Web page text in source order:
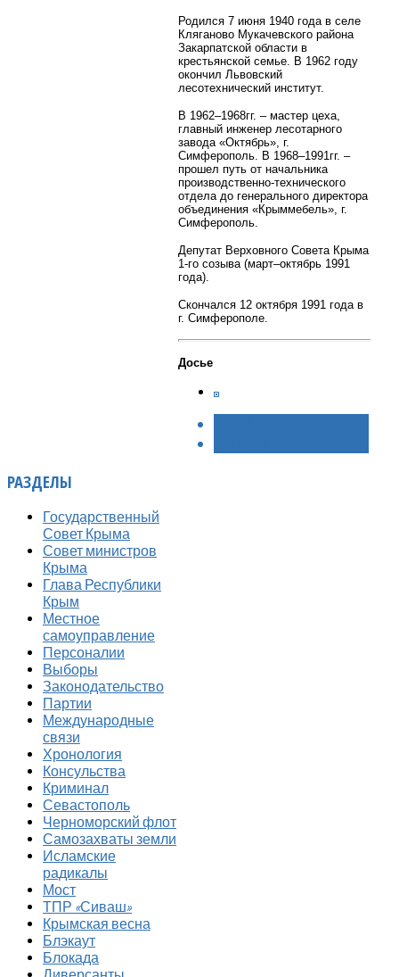
Родился 7 июня 1940 года в селе
Кляганово Мукачевского района
Закарпатской области в
крестьянской семье. В 1962 году
окончил Львовский
лесотехнический институт.
В 1962–1968гг. – мастер цеха,
главный инженер лесотарного
завода «Октябрь», г.
Симферополь. В 1968–1991гг. –
прошел путь от начальника
производственно-технического
отдела до генерального директора
объединения «Крыммебель», г.
Симферополь.
Депутат Верховного Совета Крыма
1-го созыва (март–октябрь 1991
года).
Скончался 12 октября 1991 года в
г. Симферополе.
Досье
РАЗДЕЛЫ
Государственный
Совет Крыма
Совет министров
Крыма
Глава Республики
Крым
Местное
самоуправление
Персоналии
Выборы
Законодательство
Партии
Международные
связи
Хронология
Консульства
Криминал
Севастополь
Черноморский флот
Самозахваты земли
Исламские
радикалы
Мост
ТПР «Сиваш»
Крымская весна
Блэкаут
Блокада